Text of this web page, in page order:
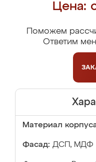
Цена:
Поможем
Ответим
Материал
Фасад: ДСП, МДФ